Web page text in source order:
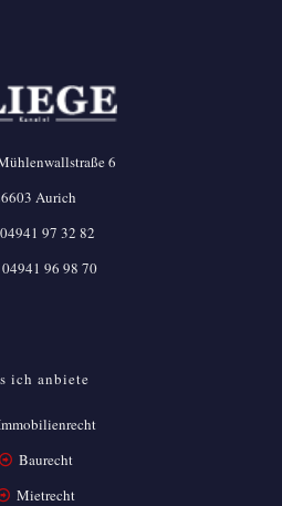
6
Aurich
04941 97 32 82
96 98 70
ich anbiete
Baurecht
Mietrecht